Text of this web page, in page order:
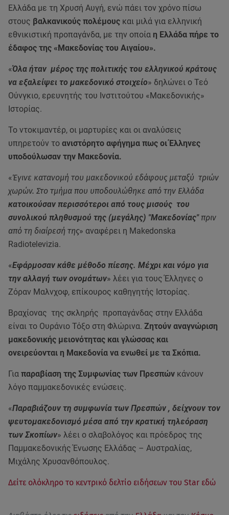
Ελλάδα με τη Χρυσή Αυγή, ενώ πάει τον χρόνο πίσω
στους βαλκανικούς πολέμους και μιλά για ελληνική
εθνικιστική προπαγάνδα, με την οποία η Ελλάδα πήρε το
έδαφος της «Μακεδονίας του Αιγαίου».
«Όλα ήταν μέρος της πολιτικής του ελληνικού κράτους
να εξαλείψει το μακεδονικό στοιχείο» δηλώνει ο Τεό
Ούνγκιο, ερευνητής του Ινστιτούτου «Μακεδονικής»
Ιστορίας.
Το ντοκιμαντέρ, οι μαρτυρίες και οι αναλύσεις
υπηρετούν το ανιστόρητο αφήγημα πως οι Έλληνες
υποδούλωσαν την Μακεδονία.
«Έγινε κατανομή του μακεδονικού εδάφους μεταξύ τριών
χωρών. Στο τμήμα που υποδουλώθηκε από την Ελλάδα
κατοικούσαν περισσότεροι από τους μισούς του
συνολικού πληθυσμού της (μεγάλης) "Μακεδονίας"πριν
από τη διαίρεσή της» αναφέρει η Makedonska
Radiotelevizia.
«Εφάρμοσαν κάθε μέθοδο πίεσης. Μέχρι και νόμο για
την αλλαγή των ονομάτων» λέει για τους Έλληνες ο
Ζόραν Μαλνχοφ, επίκουρος καθηγητής Ιστορίας.
Βραχίονας της σκληρής προπαγάνδας στην Ελλάδα
είναι το Ουράνιο Τόξο στη Φλώρινα. Ζητούν αναγνώριση
μακεδονικής μειονότητας και γλώσσας και
ονειρεύονται η Μακεδονία να ενωθεί με τα Σκόπια.
Για παραβίαση της Συμφωνίας των Πρεσπών κάνουν
λόγο παμμακεδονικές ενώσεις.
«Παραβιάζουν τη συμφωνία των Πρεσπών , δείχνουν τον
ψευτομακεδονισμό μέσα από την κρατική τηλεόραση
των Σκοπίων» λέει ο σλαβολόγος και πρόεδρος της
Παμμακεδονικής Ένωσης Ελλάδας – Αυστραλίας,
Μιχάλης Χρυσανθόπουλος.
Δείτε ολόκληρο το κεντρικό δελτίο ειδήσεων του Star εδώ